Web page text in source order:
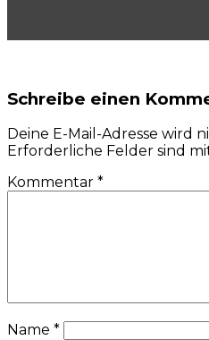
Schreibe einen
Deine E-Mail-Adresse wird
Erforderliche Felder sind
Kommentar *
Name *